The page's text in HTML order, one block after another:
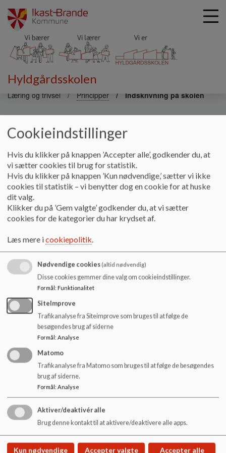
i
d
Hyldgårdsskolen
Læring og trivsel Principper Indskrivning på skolen
Indskrivning
Principper for indskrivning
For indskrivning af elever, som ikke er skolestartere (1.-9.
klasse) kontaktes skolens leder, Tine Sax.
For indskrivning af elever til skolestart i 0. klasse gælder
følgende:
Hyldgårdsskolens principper for indskrivning følger Ikast-
Brande Kommunes principper på området, som kan ses her:
https://ikast-brande.dk/borger/boern-og-unge/skole-
og-sfo/skolestart
Ønskes optagelse på en anden skole end distriktsskolen,
ansøges om dette ved indskrivningen. Læs om tildeling af
ledige pladser og evt. etablering af venteliste her:
https://ikast-brande.dk/media/bzupppxz/procedure-
for-venteliste-til-0aargang.pdf
Vedtaget i Skolebestyrelsen 3/10-2024
Hyldgårdsskolen
Hyldgårds Allé 9
Cookieindstillinger
Hvis du klikker på knappen ’Accepter alle’, godkender du, at
vi sætter cookies til brug for statistik.
Hvis du klikker på knappen ’Kun nødvendige,’ sætter vi ikke
cookies til statistik – vi benytter dog en cookie for at huske
dit valg.
Klikker du på ’Gem valgte’ godkender du, at vi sætter
cookies for de kategorier du har krydset af.
Læs mere icookiepolitik.
Nødvendige cookies(altid nødvendig)
Disse cookies gemmer dine valg om cookieindstillinger.
Formål: Funktionalitet
SiteImprove
Trafikanalyse fra Siteimprove som bruges til at følge de
besøgendes brug af siderne
Formål: Analyse
Matomo
Trafikanalyse fra Matomo som bruges til at følge de besøgendes
brug af siderne.
Formål: Analyse
Aktiver/deaktivér alle
Brug denne kontakt til at aktivere/deaktivere alle apps.
Kun nødvendige Accepter valgte Accepter alle